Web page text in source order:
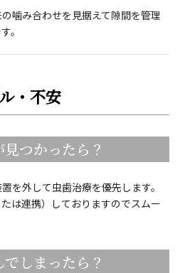
噛み合わせを見据えて隙間を管理
。
・不安
つかったら？
を外して虫歯治療を優先します。
は連携）しておりますのでスムー
しまったら？